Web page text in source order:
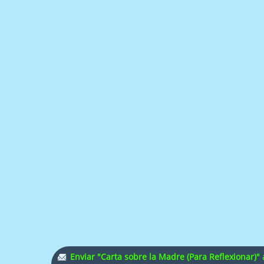
Enviar "Carta sobre la Madre (Para Reflexionar)"